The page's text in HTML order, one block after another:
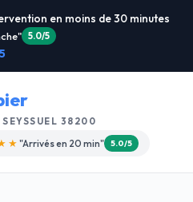
en moins de 30 minutes
4.9/5
SEYSSUEL 38200
"Devis gratuit" 4.8/5